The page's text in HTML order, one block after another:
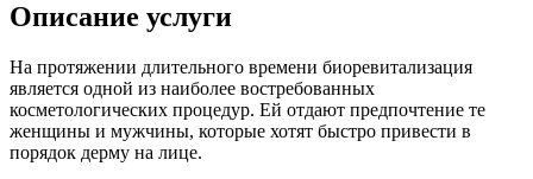
Описание услуги
На протяжении длительного времени биоревитализация
является одной из наиболее востребованных
косметологических процедур. Ей отдают предпочтение те
женщины и мужчины, которые хотят быстро привести в
порядок дерму на лице.